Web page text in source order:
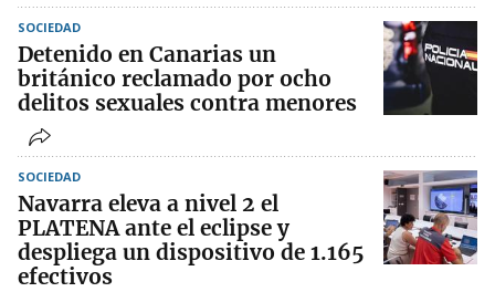
SOCIEDAD
Detenido en Canarias un
británico reclamado por ocho
delitos sexuales contra menores
SOCIEDAD
Navarra eleva a nivel 2 el
PLATENA ante el eclipse y
despliega un dispositivo de 1.165
efectivos